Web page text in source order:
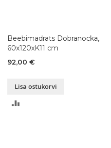
Beebimadrats Dobranocka,
60x120xK11 cm
92,00 €
Lisa ostukorvi